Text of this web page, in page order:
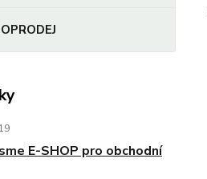
E-SHOP pro obchodní